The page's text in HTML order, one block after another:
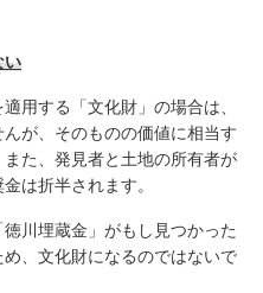
い
用する「文化財」の場合は、
が、そのものの価値に相当す
た、発見者と土地の所有者が
は折半されます。
川埋蔵金」がもし見つかった
、文化財になるのではないで